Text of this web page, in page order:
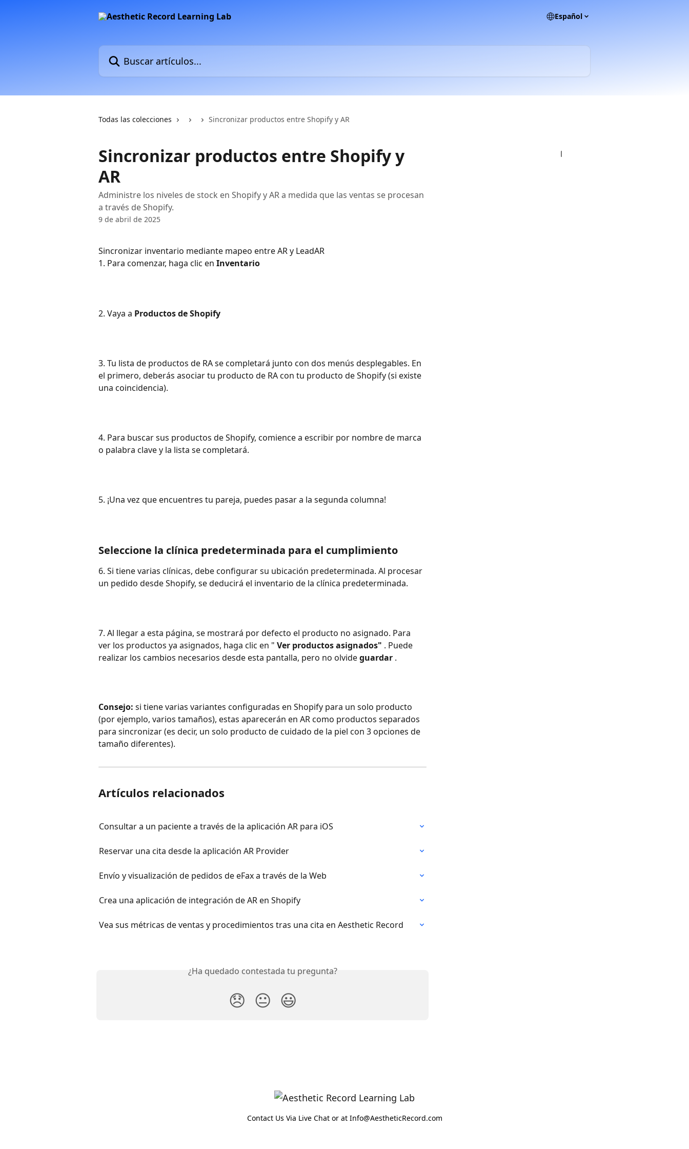
Español
Buscar artículos...
Todas las colecciones Sincronizar productos entre Shopify y AR
Sincronizar productos entre Shopify y
AR
Administre los niveles de stock en Shopify y AR a medida que las ventas se procesan
a través de Shopify.
9 de abril de 2025
Sincronizar inventario mediante mapeo entre AR y LeadAR
1. Para comenzar, haga clic en Inventario
2. Vaya a Productos de Shopify
3. Tu lista de productos de RA se completará junto con dos menús desplegables. En
el primero, deberás asociar tu producto de RA con tu producto de Shopify (si existe
una coincidencia).
4. Para buscar sus productos de Shopify, comience a escribir por nombre de marca
o palabra clave y la lista se completará.
5. ¡Una vez que encuentres tu pareja, puedes pasar a la segunda columna!
Seleccione la clínica predeterminada para el cumplimiento
6. Si tiene varias clínicas, debe configurar su ubicación predeterminada. Al procesar
un pedido desde Shopify, se deducirá el inventario de la clínica predeterminada.
7. Al llegar a esta página, se mostrará por defecto el producto no asignado. Para
ver los productos ya asignados, haga clic en " Ver productos asignados" . Puede
realizar los cambios necesarios desde esta pantalla, pero no olvide guardar .
Consejo: si tiene varias variantes configuradas en Shopify para un solo producto
(por ejemplo, varios tamaños), estas aparecerán en AR como productos separados
para sincronizar (es decir, un solo producto de cuidado de la piel con 3 opciones de
tamaño diferentes).
Artículos relacionados
Consultar a un paciente a través de la aplicación AR para iOS
Reservar una cita desde la aplicación AR Provider
Envío y visualización de pedidos de eFax a través de la Web
Crea una aplicación de integración de AR en Shopify
Vea sus métricas de ventas y procedimientos tras una cita en Aesthetic Record
¿Ha quedado contestada tu pregunta?
😞 😐 😃
Contact Us Via Live Chat or at Info@AestheticRecord.com